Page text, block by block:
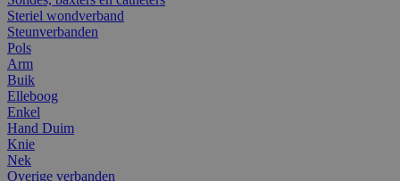
Steriel wondverband
Steunverbanden
Pols
Arm
Buik
Elleboog
Enkel
Hand Duim
Knie
Nek
Overige verbanden